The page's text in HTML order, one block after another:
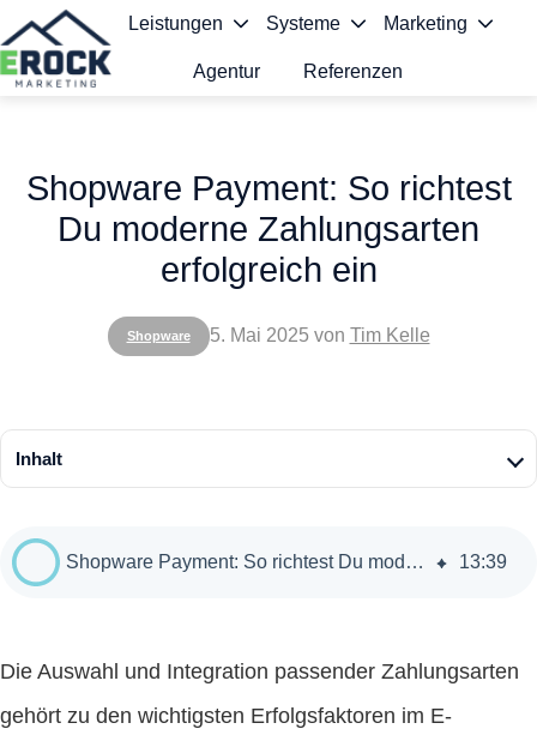
Leistungen Systeme Marketing
Agentur Referenzen
Shopware
Shopware Payment: So richtest
Du moderne Zahlungsarten
erfolgreich ein
5. Mai 2025 von Tim Kelle
Inhalt
Shopware Payment: So richtest Du moderne Zahlungsarten erfolgreich ein 13:39
Die Auswahl und Integration passender Zahlungsarten
gehört zu den wichtigsten Erfolgsfaktoren im E-